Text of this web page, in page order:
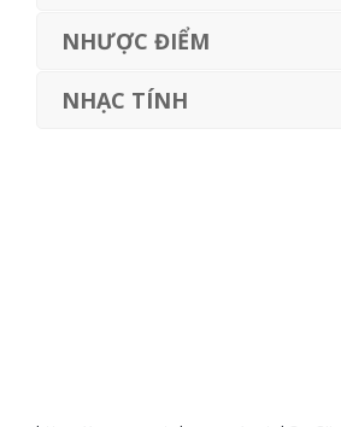
NHƯỢC ĐIỂM
NHẠC TÍNH